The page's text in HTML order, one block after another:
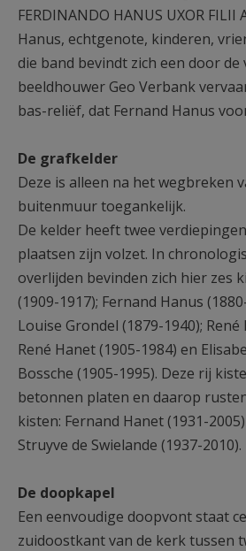
FERDINANDO HANUS UXOR FILII
Hanus, echtgenote, kinderen,
die band bevindt zich een door de
beeldhouwer Geo Verbank
bas-reliëf, dat Fernand Hanus
De grafkelder
Deze is alleen na het wegbreken
buitenmuur toegankelijk.
De kelder heeft twee
plaatsen zijn volzet. In
overlijden bevinden zich hier zes
(1909-1917); Fernand Hanus
Louise Grondel (1879-1940); René
René Hanet (1905-1984) en
Bossche (1905-1995). Deze rij
betonnen platen en daarop
kisten: Fernand Hanet (1931-
Struyve de Swielande (1937-2010).
De doopkapel
Een eenvoudige doopvont staat
zuidoostkant van de kerk tussen